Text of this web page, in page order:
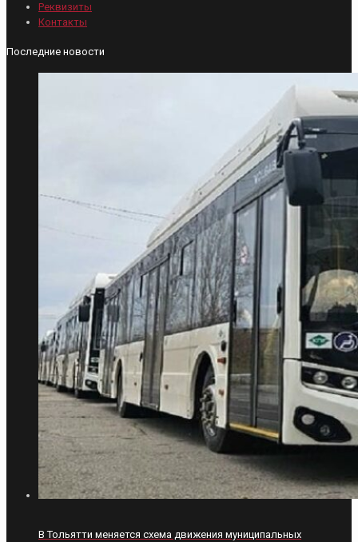
Реквизиты
Контакты
Последние новости
В Тольятти меняется схема движения муниципальных